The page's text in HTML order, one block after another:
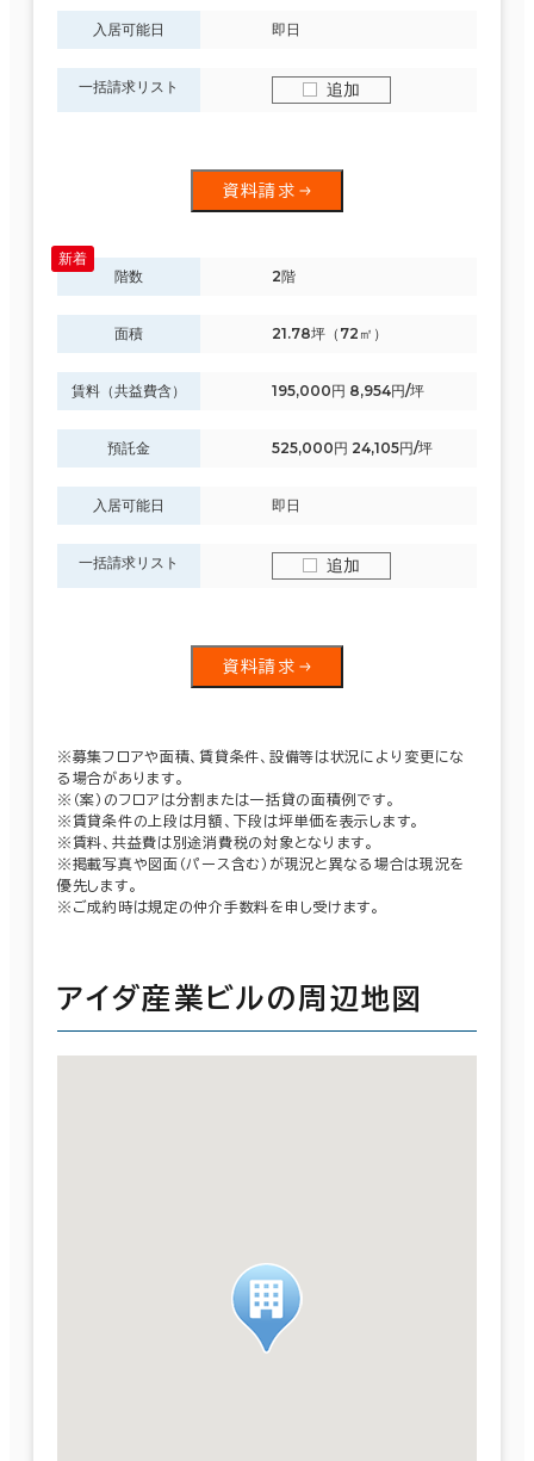
入居可能日 即日
一括請求リスト 追加
資料請求
階数 2階
面積 21.78坪（72㎡）
賃料（共益費含） 195,000円 8,954円/坪
預託金 525,000円 24,105円/坪
入居可能日 即日
一括請求リスト 追加
資料請求
※募集フロアや面積、賃貸条件、設備等は状況により変更にな
る場合があります。
※（案）のフロアは分割または一括貸の面積例です。
※賃貸条件の上段は月額、下段は坪単価を表示します。
※賃料、共益費は別途消費税の対象となります。
※掲載写真や図面（パース含む）が現況と異なる場合は現況を
優先します。
※ご成約時は規定の仲介手数料を申し受けます。
アイダ産業ビルの周辺地図